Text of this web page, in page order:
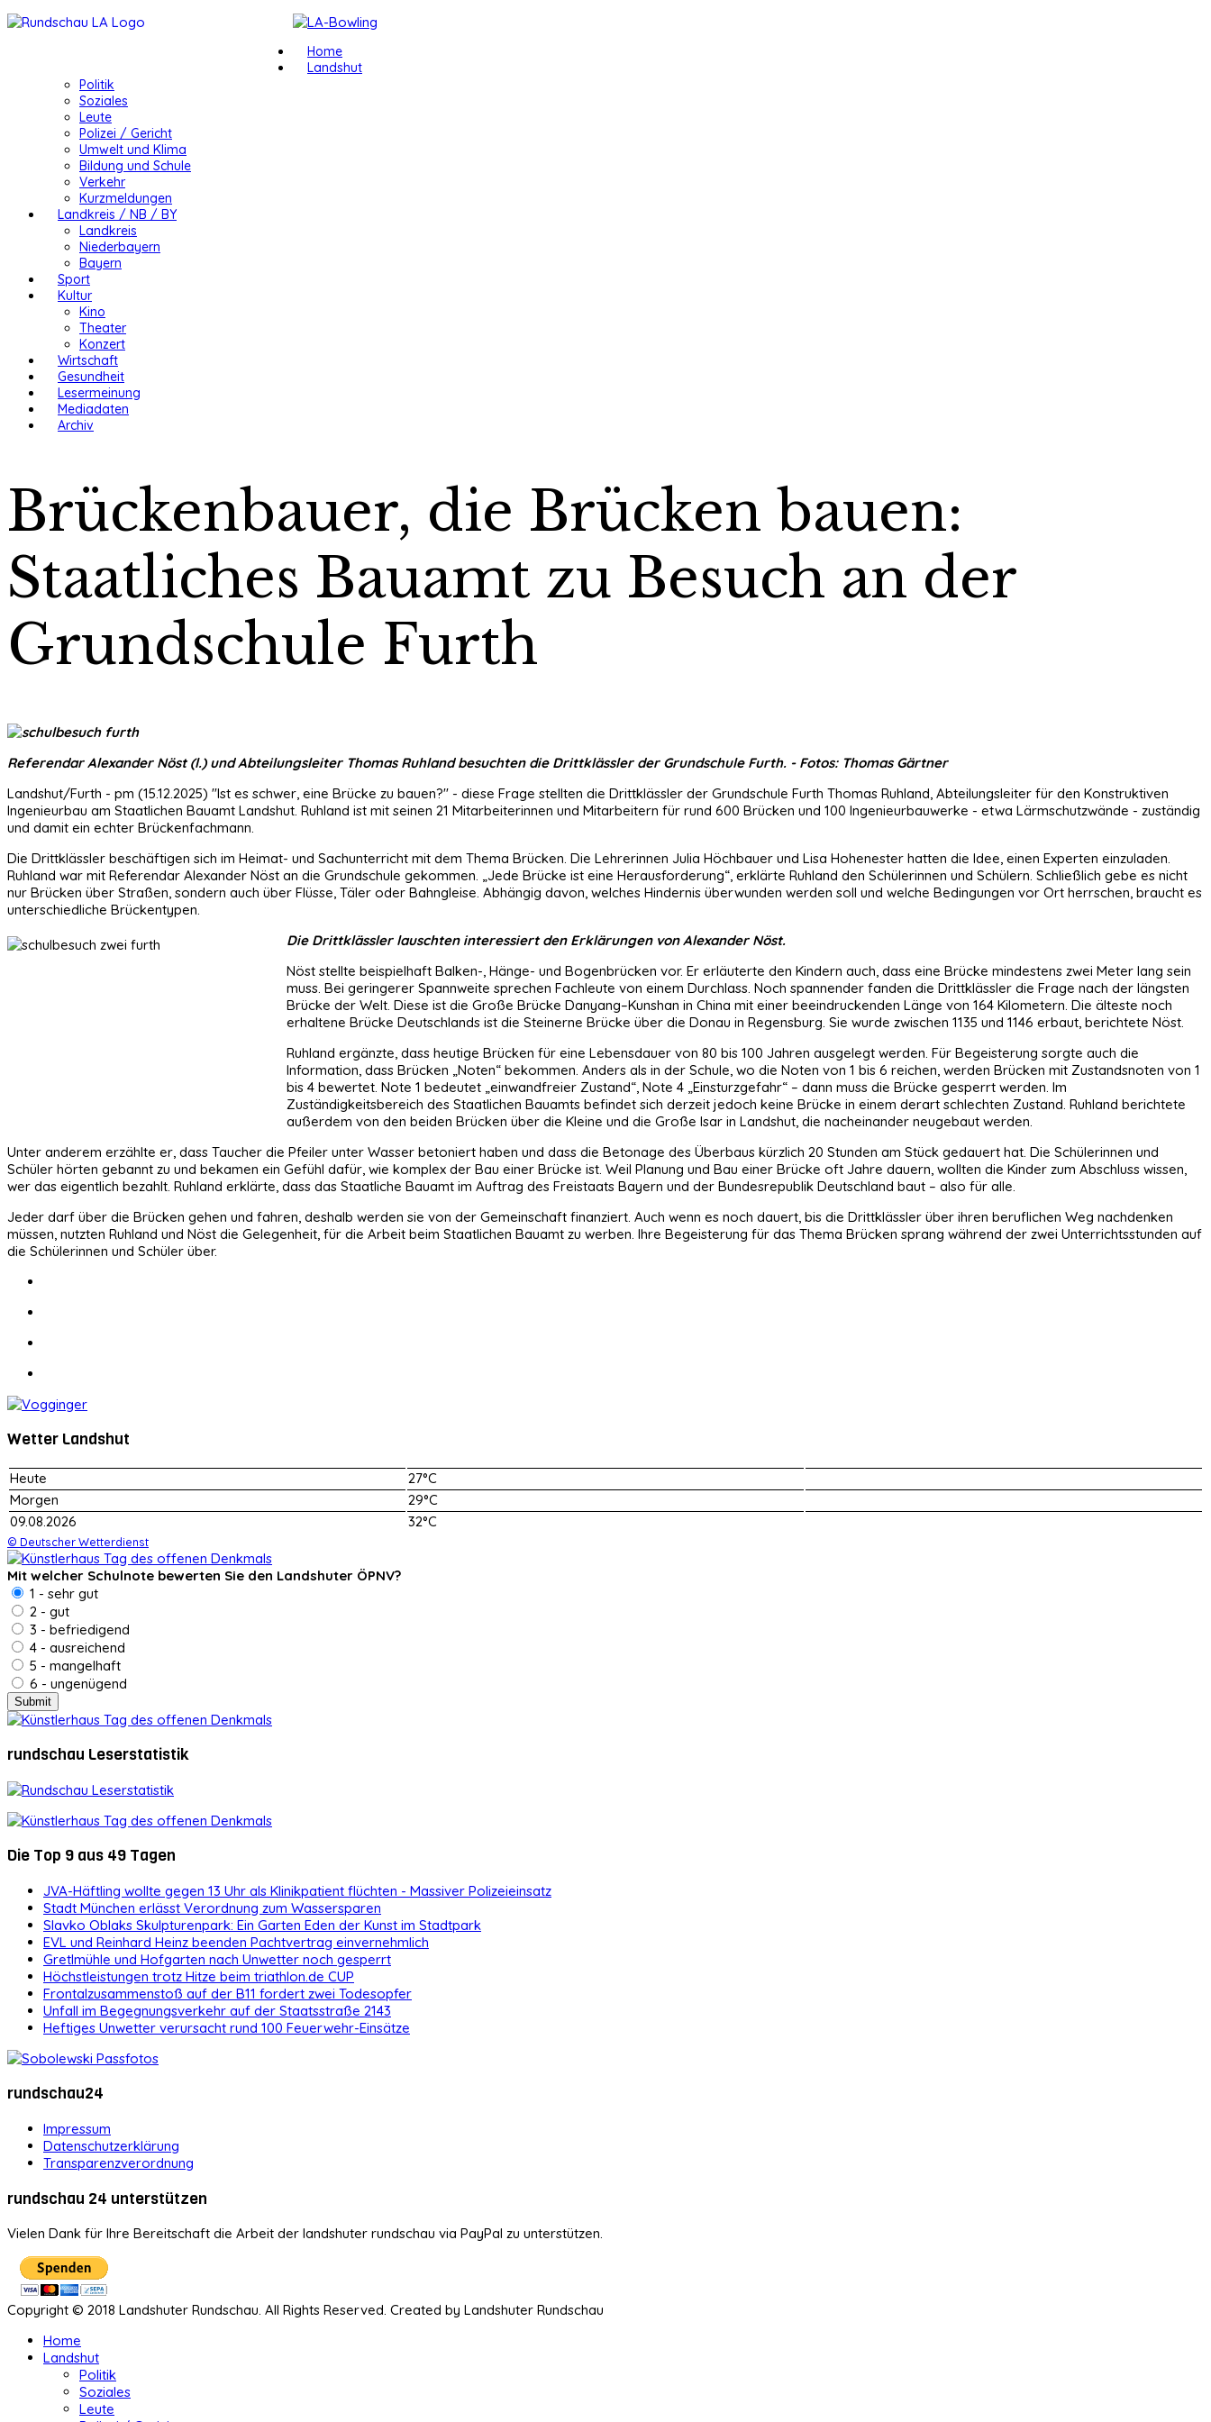
Home
Landshut
Politik
Soziales
Leute
Polizei / Gericht
Umwelt und Klima
Bildung und Schule
Verkehr
Kurzmeldungen
Landkreis / NB / BY
Landkreis
Niederbayern
Bayern
Sport
Kultur
Kino
Theater
Konzert
Wirtschaft
Gesundheit
Lesermeinung
Mediadaten
Archiv
Brückenbauer, die Brücken bauen:
Staatliches Bauamt zu Besuch an der
Grundschule Furth
Referendar Alexander Nöst (l.) und Abteilungsleiter Thomas Ruhland besuchten die Drittklässler der Grundschule Furth. - Fotos: Thomas Gärtner
Landshut/Furth - pm (15.12.2025) "Ist es schwer, eine Brücke zu bauen?" - diese Frage stellten die Drittklässler der Grundschule Furth Thomas Ruhland, Abteilungsleiter für den Konstruktiven
Ingenieurbau am Staatlichen Bauamt Landshut. Ruhland ist mit seinen 21 Mitarbeiterinnen und Mitarbeitern für rund 600 Brücken und 100 Ingenieurbauwerke - etwa Lärmschutzwände - zuständig
und damit ein echter Brückenfachmann.
Die Drittklässler beschäftigen sich im Heimat- und Sachunterricht mit dem Thema Brücken. Die Lehrerinnen Julia Höchbauer und Lisa Hohenester hatten die Idee, einen Experten einzuladen.
Ruhland war mit Referendar Alexander Nöst an die Grundschule gekommen. „Jede Brücke ist eine Herausforderung“, erklärte Ruhland den Schülerinnen und Schülern. Schließlich gebe es nicht
nur Brücken über Straßen, sondern auch über Flüsse, Täler oder Bahngleise. Abhängig davon, welches Hindernis überwunden werden soll und welche Bedingungen vor Ort herrschen, braucht es
unterschiedliche Brückentypen.
Die Drittklässler lauschten interessiert den Erklärungen von Alexander Nöst.
Nöst stellte beispielhaft Balken-, Hänge- und Bogenbrücken vor. Er erläuterte den Kindern auch, dass eine Brücke mindestens zwei Meter lang sein
muss. Bei geringerer Spannweite sprechen Fachleute von einem Durchlass. Noch spannender fanden die Drittklässler die Frage nach der längsten
Brücke der Welt. Diese ist die Große Brücke Danyang–Kunshan in China mit einer beeindruckenden Länge von 164 Kilometern. Die älteste noch
erhaltene Brücke Deutschlands ist die Steinerne Brücke über die Donau in Regensburg. Sie wurde zwischen 1135 und 1146 erbaut, berichtete Nöst.
Ruhland ergänzte, dass heutige Brücken für eine Lebensdauer von 80 bis 100 Jahren ausgelegt werden. Für Begeisterung sorgte auch die
Information, dass Brücken „Noten“ bekommen. Anders als in der Schule, wo die Noten von 1 bis 6 reichen, werden Brücken mit Zustandsnoten von 1
bis 4 bewertet. Note 1 bedeutet „einwandfreier Zustand“, Note 4 „Einsturzgefahr“ – dann muss die Brücke gesperrt werden. Im
Zuständigkeitsbereich des Staatlichen Bauamts befindet sich derzeit jedoch keine Brücke in einem derart schlechten Zustand. Ruhland berichtete
außerdem von den beiden Brücken über die Kleine und die Große Isar in Landshut, die nacheinander neugebaut werden.
Unter anderem erzählte er, dass Taucher die Pfeiler unter Wasser betoniert haben und dass die Betonage des Überbaus kürzlich 20 Stunden am Stück gedauert hat. Die Schülerinnen und
Schüler hörten gebannt zu und bekamen ein Gefühl dafür, wie komplex der Bau einer Brücke ist. Weil Planung und Bau einer Brücke oft Jahre dauern, wollten die Kinder zum Abschluss wissen,
wer das eigentlich bezahlt. Ruhland erklärte, dass das Staatliche Bauamt im Auftrag des Freistaats Bayern und der Bundesrepublik Deutschland baut – also für alle.
Jeder darf über die Brücken gehen und fahren, deshalb werden sie von der Gemeinschaft finanziert. Auch wenn es noch dauert, bis die Drittklässler über ihren beruflichen Weg nachdenken
müssen, nutzten Ruhland und Nöst die Gelegenheit, für die Arbeit beim Staatlichen Bauamt zu werben. Ihre Begeisterung für das Thema Brücken sprang während der zwei Unterrichtsstunden auf
die Schülerinnen und Schüler über.
Wetter Landshut
Heute
27°C
Morgen
29°C
09.08.2026
32°C
© Deutscher Wetterdienst
Mit welcher Schulnote bewerten Sie den Landshuter ÖPNV?
1 - sehr gut
2 - gut
3 - befriedigend
4 - ausreichend
5 - mangelhaft
6 - ungenügend
rundschau Leserstatistik
Die Top 9 aus 49 Tagen
JVA-Häftling wollte gegen 13 Uhr als Klinikpatient flüchten - Massiver Polizeieinsatz
Stadt München erlässt Verordnung zum Wassersparen
Slavko Oblaks Skulpturenpark: Ein Garten Eden der Kunst im Stadtpark
EVL und Reinhard Heinz beenden Pachtvertrag einvernehmlich
Gretlmühle und Hofgarten nach Unwetter noch gesperrt
Höchstleistungen trotz Hitze beim triathlon.de CUP
Frontalzusammenstoß auf der B11 fordert zwei Todesopfer
Unfall im Begegnungsverkehr auf der Staatsstraße 2143
Heftiges Unwetter verursacht rund 100 Feuerwehr-Einsätze
rundschau24
Impressum
Datenschutzerklärung
Transparenzverordnung
rundschau 24 unterstützen
Vielen Dank für Ihre Bereitschaft die Arbeit der landshuter rundschau via PayPal zu unterstützen.
Copyright © 2018 Landshuter Rundschau. All Rights Reserved. Created by Landshuter Rundschau
Home
Landshut
Politik
Soziales
Leute